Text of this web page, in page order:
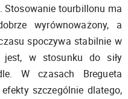
Stosowanie tourbillonu ma
wyrównoważony, a
spoczywa stabilnie w
w stosunku do siły
W czasach Bregueta
szczególnie dlatego,